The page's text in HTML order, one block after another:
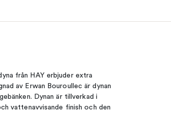
från HAY erbjuder extra
av Erwan Bouroullec är dynan
Dynan är tillverkad i
vattenavvisande finish och den